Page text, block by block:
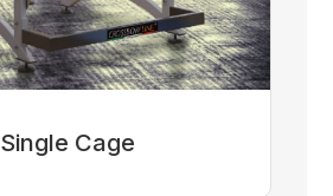
Single Cage